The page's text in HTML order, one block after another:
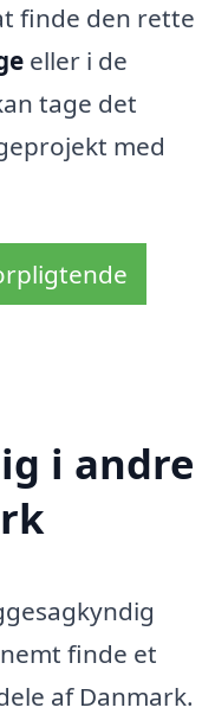
finde den rette
eller i de
tage det
med
i andre
finde et
af Danmark.